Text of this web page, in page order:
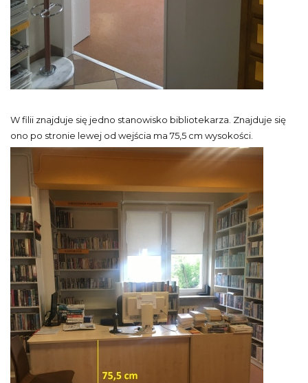
W filii znajduje się jedno stanowisko bibliotekarza. Znajduje się
ono po stronie lewej od wejścia ma 75,5 cm wysokości.